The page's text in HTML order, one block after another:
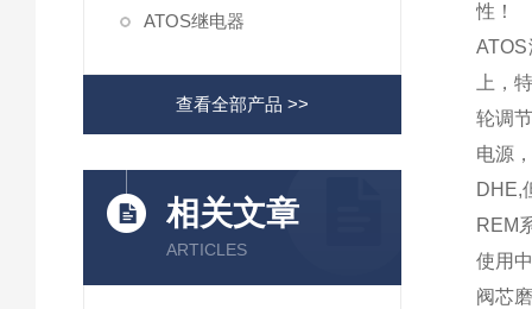
ATOS继电器
查看全部产品 >>
相关文章
ARTICLES
性！
上，
轮调
电源
DHE,
REM
使用
阀芯